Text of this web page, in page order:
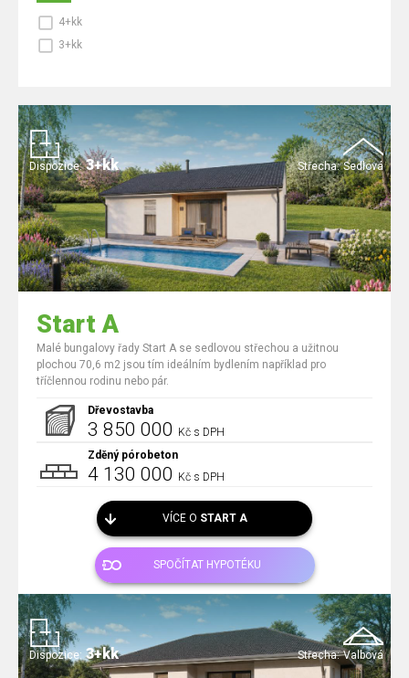
4+kk
3+kk
Střecha: Sedlová
Dispozice: 3+kk
Start A
Malé bungalovy řady Start A se sedlovou střechou a užitnou
plochou 70,6 m2 jsou tím ideálním bydlením například pro
tříčlennou rodinu nebo pár.
Dřevostavba
3 850 000 Kč s DPH
Zděný pórobeton
4 130 000 Kč s DPH
VÍCE O START A
SPOČÍTAT HYPOTÉKU
Střecha: Valbová
Dispozice: 3+kk